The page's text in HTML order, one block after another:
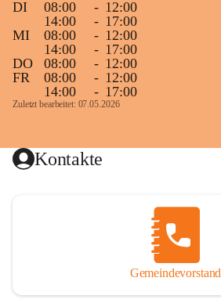
DI
08:00 - 12:00
14:00
- 17:00
MI
08:00 - 12:00
14:00
- 17:00
DO
08:00 - 12:00
FR
08:00 - 12:00
14:00
- 17:00
Zuletzt bearbeitet: 07.05.2026
Kontakte
Gemeindevorstand